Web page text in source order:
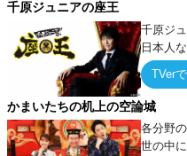
千原ジュニアの座王
千原ジ
日本人
ーム』
ケ・歌…
タを競い
TVer
かまいたちの机上の空論城
各分野
世の中